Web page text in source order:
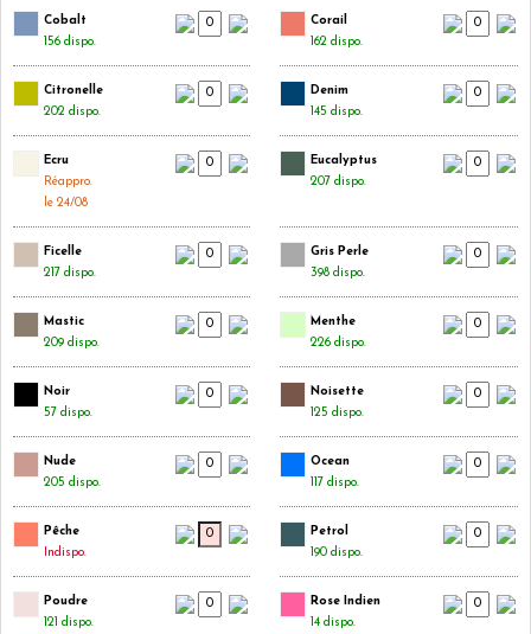
Cobalt
156 dispo.
Corail
162 dispo.
Citronelle
202 dispo.
Denim
145 dispo.
Ecru
Réappro.
le 24/08
Eucalyptus
207 dispo.
Ficelle
217 dispo.
Gris Perle
398 dispo.
Mastic
209 dispo.
Menthe
226 dispo.
Noir
57 dispo.
Noisette
125 dispo.
Nude
205 dispo.
Ocean
117 dispo.
Pêche
Indispo.
Petrol
190 dispo.
Poudre
121 dispo.
Rose Indien
14 dispo.